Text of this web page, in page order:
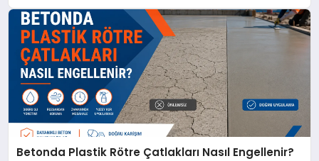
Betonda Plastik Rötre Çatlakları Nasıl Engellenir?